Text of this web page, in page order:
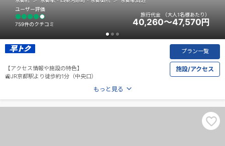
プラン一覧
施設/アクセス
【アクセス情報や施設の特色】
🚉JR京都駅より徒歩約1分（中央口）
ユーザー評価
759件のクチコミ
旅行代金 （大人1名様あたり）
40,260～47,570円
もっと見る